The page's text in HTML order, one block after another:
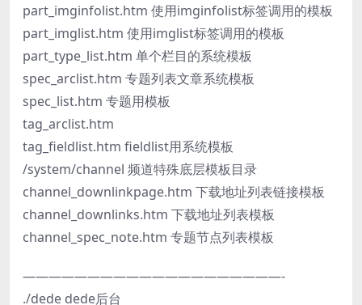
part_imginfolist.htm 使用imginfolist标签调用的模板
part_imglist.htm 使用imglist标签调用的模板
part_type_list.htm 单个栏目的系统模板
spec_arclist.htm 专题列表文章系统模板
spec_list.htm 专题用模板
tag_arclist.htm
tag_fieldlist.htm fieldlist用系统模板
/system/channel 频道特殊底层模板目录
channel_downlinkpage.htm 下载地址列表链接模板
channel_downlinks.htm 下载地址列表模板
channel_spec_note.htm 专题节点列表模板
————————————————————-
./dede dede后台